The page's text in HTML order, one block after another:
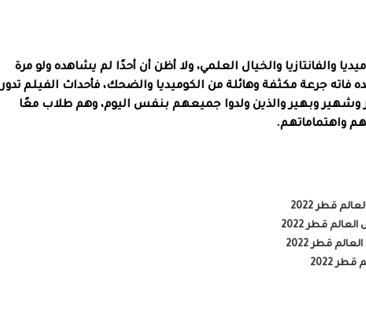
يجمع بين الكوميديا والفانتازيا والخيال العلمي، ولا أظن أن أحدًا لم يشاهده ولو مرة
فاته جرعة مكثفة وهائلة من الكوميديا والضحك، فأحداث الفيلم تدور
وبهير والذين ولدوا جميعهم بنفس اليوم، وهم طلاب معًا
واهتماماتهم.
قطر 2022
قطر 2022
قطر 2022
2022